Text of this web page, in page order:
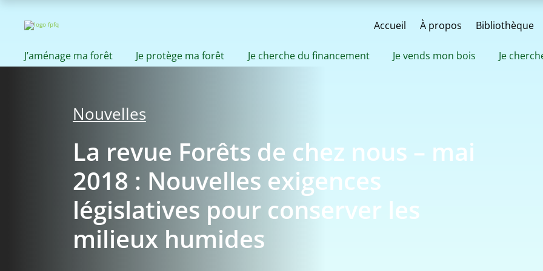
Accueil À propos Bibliothèque
J’aménage ma forêt Je protège ma forêt Je cherche du financement Je vends mon bois Je
Nouvelles
La revue Forêts de chez nous – mai
2018 : Nouvelles exigences
législatives pour conserver les
milieux humides